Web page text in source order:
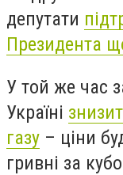
депутати
Президента
У той же час
Україні
газу – ціни
гривні за